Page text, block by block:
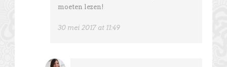
moeten lezen!
30 mei 2017 at 11:49